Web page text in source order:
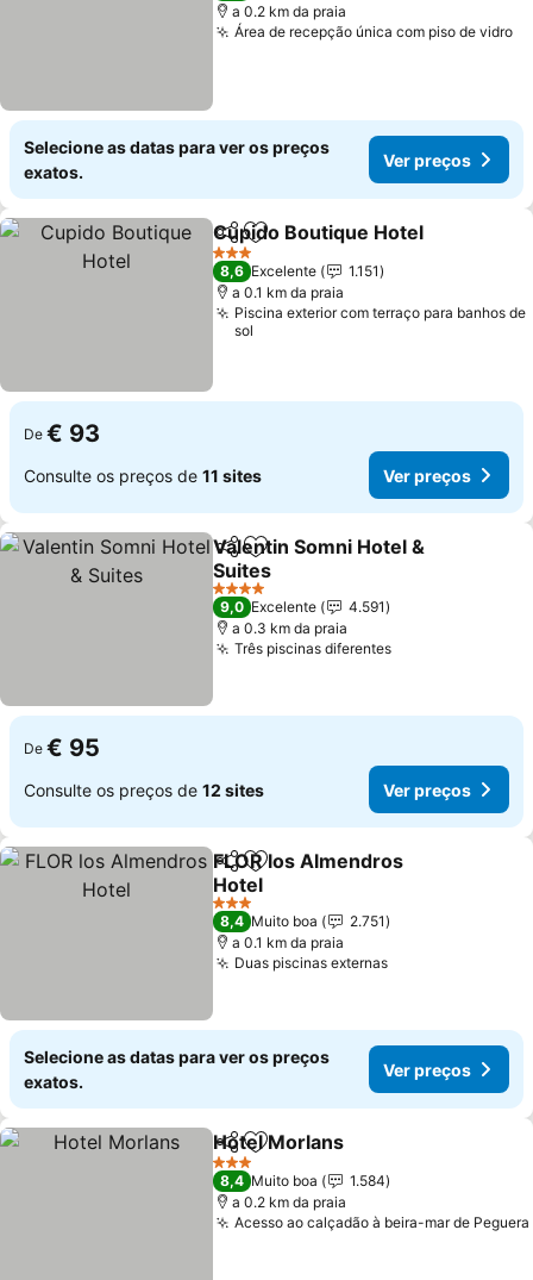
a 0.2 km da praia
Área de recepção única com piso de vidro
Selecione as datas para ver os preços
exatos.
Ver preços
PartilharAdicionar aos favoritos
Cupido Boutique Hotel
3 Estrelas
8,6 Excelente
1.151
a 0.1 km da praia
Piscina exterior com terraço para banhos de
sol
De € 93
Consulte os preços de 11 sites Ver preços
PartilharAdicionar aos favoritos
Valentin Somni Hotel &
Suites
4 Estrelas
9,0 Excelente
4.591
a 0.3 km da praia
Três piscinas diferentes
De € 95
Consulte os preços de 12 sites Ver preços
PartilharAdicionar aos favoritos
FLOR los Almendros
Hotel
3 Estrelas
8,4 Muito boa
2.751
a 0.1 km da praia
Duas piscinas externas
Selecione as datas para ver os preços
exatos.
Ver preços
PartilharAdicionar aos favoritos
Hotel Morlans
3 Estrelas
8,4 Muito boa
1.584
a 0.2 km da praia
Acesso ao calçadão à beira-mar de Peguera